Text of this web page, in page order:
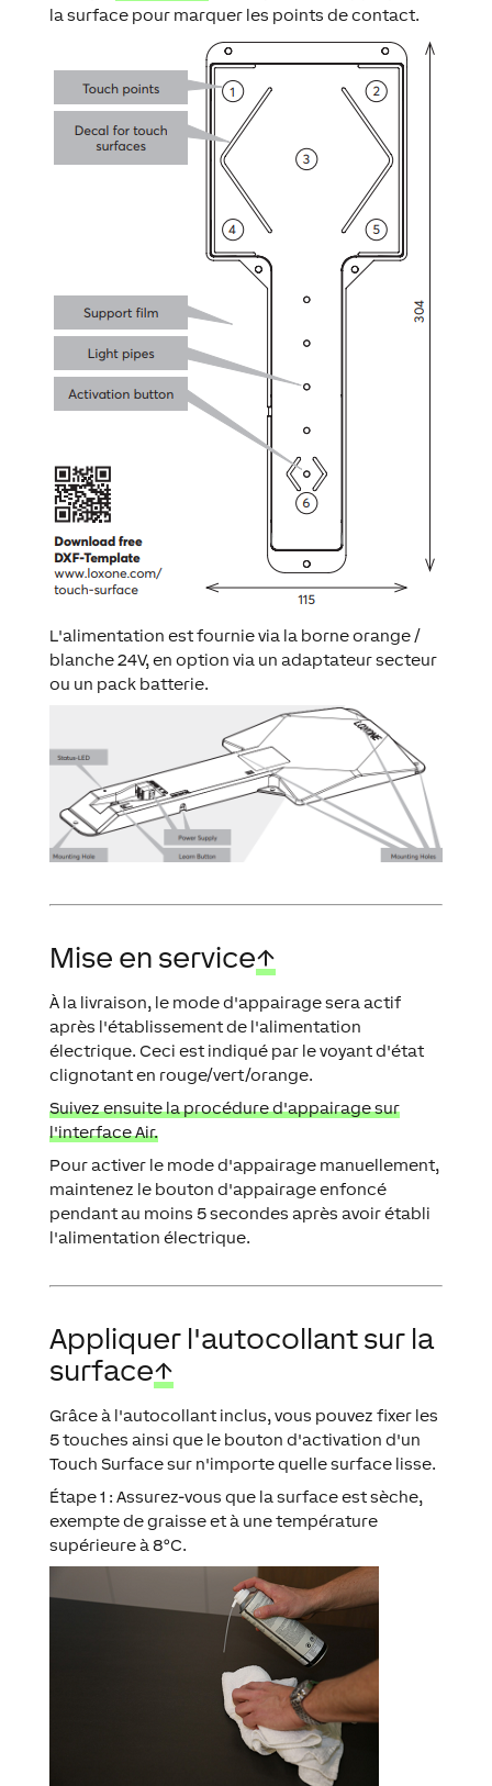
la surface pour marquer les points de contact.
L'alimentation est fournie via la borne orange /
blanche 24V, en option via un adaptateur secteur
ou un pack batterie.
Mise en service↑
À la livraison, le mode d'appairage sera actif
après l'établissement de l'alimentation
électrique. Ceci est indiqué par le voyant d'état
clignotant en rouge/vert/orange.
Suivez ensuite la procédure d'appairage sur
l'interface Air.
Pour activer le mode d'appairage manuellement,
maintenez le bouton d'appairage enfoncé
pendant au moins 5 secondes après avoir établi
l'alimentation électrique.
Appliquer l'autocollant sur la
surface↑
Grâce à l'autocollant inclus, vous pouvez fixer les
5 touches ainsi que le bouton d'activation d'un
Touch Surface sur n'importe quelle surface lisse.
Étape 1 : Assurez-vous que la surface est sèche,
exempte de graisse et à une température
supérieure à 8°C.